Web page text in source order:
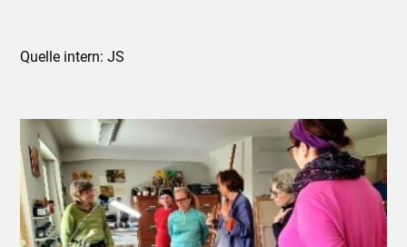
Quelle intern: JS